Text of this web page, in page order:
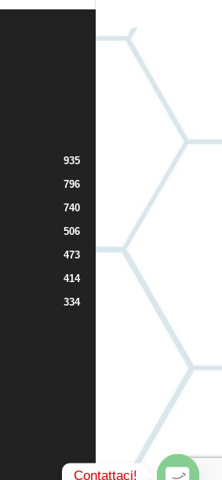
935
796
740
506
473
414
334
Contattaci!